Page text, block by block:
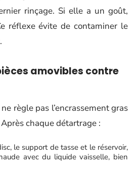
rinçage. Si elle a un goût,
réflexe évite de contaminer le
amovibles contre
règle pas l’encrassement gras
chaque détartrage :
le support de tasse et le réservoir,
avec du liquide vaisselle, bien